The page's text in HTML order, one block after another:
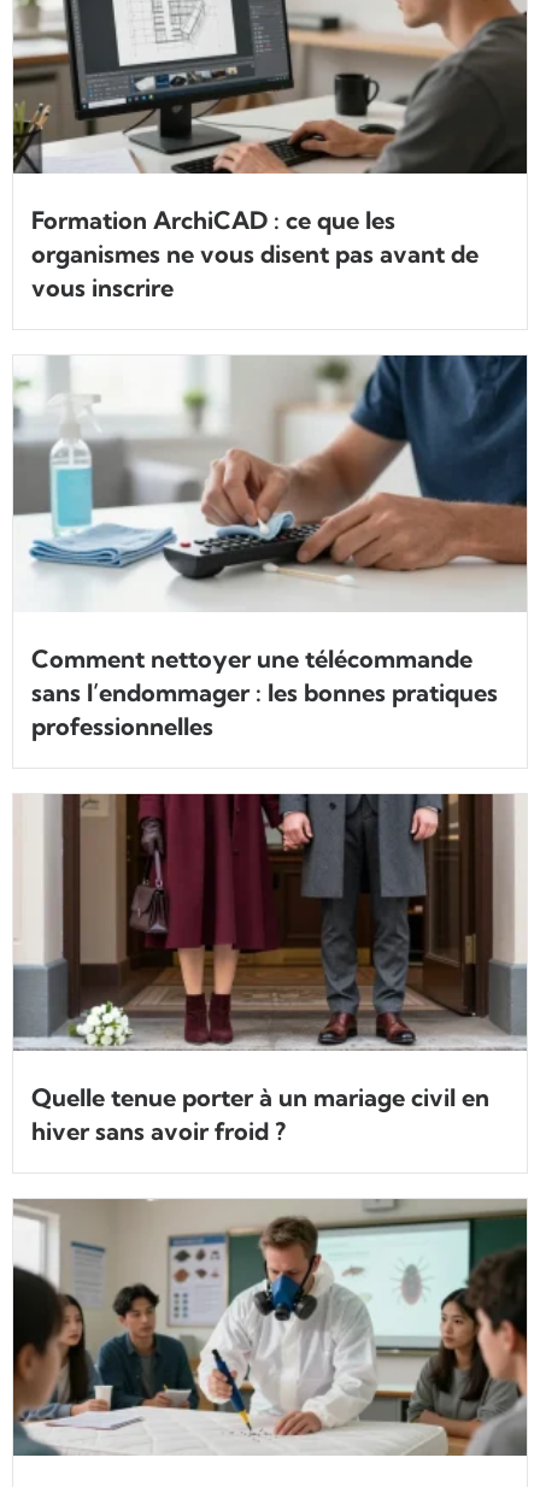
Formation ArchiCAD : ce que les
organismes ne vous disent pas avant de
vous inscrire
Comment nettoyer une télécommande
sans l’endommager : les bonnes pratiques
professionnelles
Quelle tenue porter à un mariage civil en
hiver sans avoir froid ?